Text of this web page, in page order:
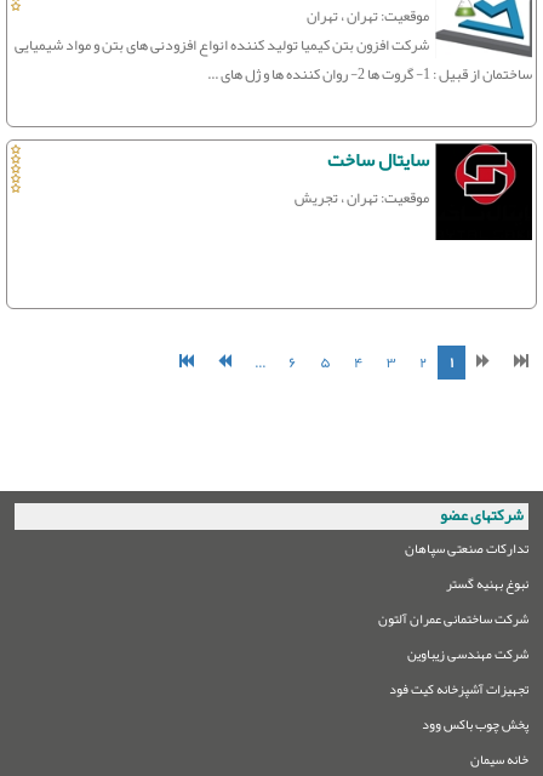
موقعیت: تهران ، تهران
شرکت افزون بتن کیمیا تولید کننده انواع افزودنی های بتن و مواد شیمیایی
ساختمان از قبیل : 1- گروت ها 2- روان کننده ها و ژل های ...
سایتال ساخت
موقعیت: تهران ، تجریش
۱ ۲ ۳ ۴ ۵ ۶ ...
شرکتهای عضو
تدارکات صنعتی سپاهان
نبوغ بهنیه گستر
شرکت ساختمانی عمران آلتون
شرکت مهندسی زیباوین
تجهیزات آشپزخانه کیت فود
پخش چوب باکس وود
خانه سیمان